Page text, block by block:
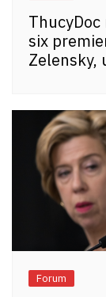
six
Zelensky,
Forum